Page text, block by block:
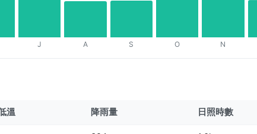
J A S O N
溫 降雨量 日照時數